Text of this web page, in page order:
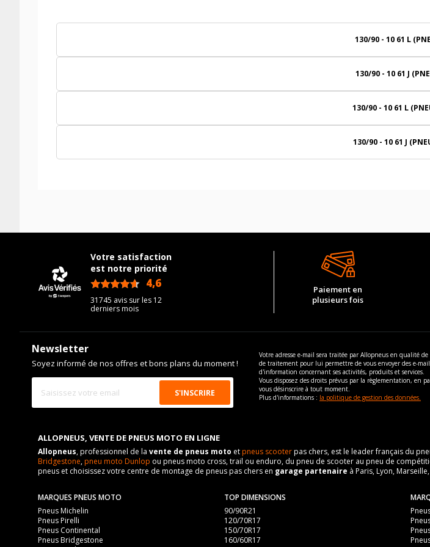
130/90 - 10 61 L
130/90 - 10 61 J
130/90 - 10 61 L
130/90 - 10 61 J
Votre satisfaction
est notre priorité
4,6
31745 avis sur les 12
derniers mois
Paiement en
plusieurs fois
Newsletter
Soyez informé de nos offres et bons plans du moment !
Votre adresse e-mail sera traitée par Allopneus en qualité de
de traitement pour lui permettre de vous envoyer des e-
d'information concernant ses activités, produits et services.
Vous disposez des droits prévus par la règlementation, en
vous désinscrire à tout moment.
Plus d'informations : la politique de gestion des données.
ALLOPNEUS, VENTE DE PNEUS MOTO EN LIGNE
Allopneus, professionnel de la vente de pneus moto etpneus scooterpas chers, est le leader français du
Bridgestone,pneu moto Dunlop ou pneus moto cross, trail ou enduro, du pneu de scooter au pneu de
pneus et choisissez votre centre de montage de pneus pas chers en garage partenaire à Paris, Lyon,
MARQUES PNEUS MOTO
Pneus Michelin
Pneus Pirelli
Pneus Continental
Pneus Bridgestone
TOP DIMENSIONS
90/90R21
120/70R17
150/70R17
160/60R17